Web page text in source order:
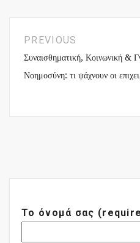
PREVIOUS
Συναισθηματική, Κοινωνική &
Νοημοσύνη: τι ψάχνουν οι
Το όνομά σας